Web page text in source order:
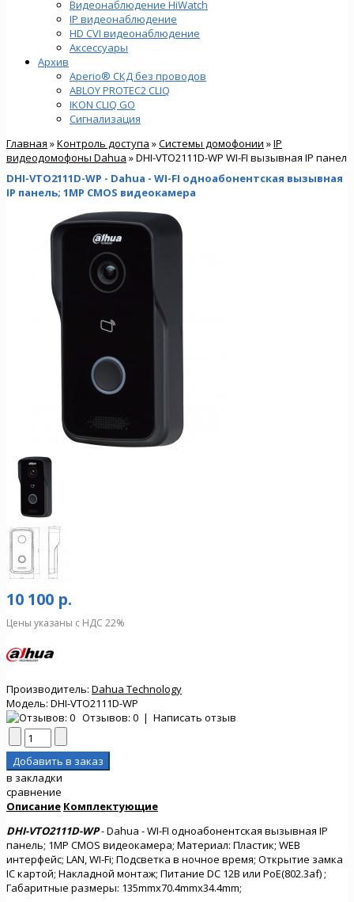
Видеонаблюдение HiWatch
IP видеонаблюдение
HD CVI видеонаблюдение
Аксессуары
Архив
Aperio® СКД без проводов
ABLOY PROTEC2 CLIQ
IKON CLIQ GO
Сигнализация
Главная »Контроль доступа »Системы домофонии »IP
видеодомофоны Dahua » DHI-VTO2111D-WP WI-FI вызывная IP панел
DHI-VTO2111D-WP - Dahua - WI-FI одноабонентская вызывная
IP панель; 1MP CMOS видеокамера
10 100 р.
Цены указаны с НДС 22%
Производитель: Dahua Technology
Модель: DHI-VTO2111D-WP
Отзывов: 0 | Написать отзыв
в закладки
сравнение
Описание Комплектующие
DHI-VTO2111D-WP- Dahua - WI-FI одноабонентская вызывная IP
панель; 1MP CMOS видеокамера; Материал: Пластик; WEB
интерфейс; LAN, WI-Fi; Подсветка в ночное время; Открытие замка
IC картой; Накладной монтаж; Питание DC 12В или PoE(802.3af) ;
Габаритные размеры: 135mmх70.4mmх34.4mm;